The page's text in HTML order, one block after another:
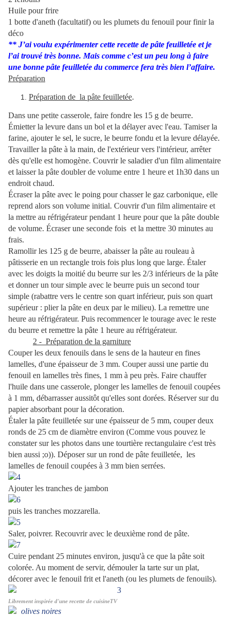
Huile pour frire
1 botte d'aneth (facultatif) ou les plumets du fenouil pour finir la
déco
** J’ai voulu expérimenter cette recette de pâte feuilletée et je
l’ai trouvé très bonne. Mais comme c’est un peu long à faire
une bonne pâte feuilletée du commerce fera très bien l’affaire.
Préparation
Préparation de la pâte feuilletée.
Dans une petite casserole, faire fondre les 15 g de beurre.
Émietter la levure dans un bol et la délayer avec l'eau. Tamiser la
farine, ajouter le sel, le sucre, le beurre fondu et la levure délayée.
Travailler la pâte à la main, de l'extérieur vers l'intérieur, arrêter
dès qu'elle est homogène. Couvrir le saladier d'un film alimentaire
et laisser la pâte doubler de volume entre 1 heure et 1h30 dans un
endroit chaud.
Écraser la pâte avec le poing pour chasser le gaz carbonique, elle
reprend alors son volume initial. Couvrir d'un film alimentaire et
la mettre au réfrigérateur pendant 1 heure pour que la pâte double
de volume. Écraser une seconde fois et la mettre 30 minutes au
frais.
Ramollir les 125 g de beurre, abaisser la pâte au rouleau à
pâtisserie en un rectangle trois fois plus long que large. Étaler
avec les doigts la moitié du beurre sur les 2/3 inférieurs de la pâte
et donner un tour simple avec le beurre puis un second tour
simple (rabattre vers le centre son quart inférieur, puis son quart
supérieur : plier la pâte en deux par le milieu). La remettre une
heure au réfrigérateur. Puis recommencer le tourage avec le reste
du beurre et remettre la pâte 1 heure au réfrigérateur.
2 - Préparation de la garniture
Couper les deux fenouils dans le sens de la hauteur en fines
lamelles, d'une épaisseur de 3 mm. Couper aussi une partie du
fenouil en lamelles très fines, 1 mm à peu près. Faire chauffer
l'huile dans une casserole, plonger les lamelles de fenouil coupées
à 1 mm, débarrasser aussitôt qu'elles sont dorées. Réserver sur du
papier absorbant pour la décoration.
Étaler la pâte feuilletée sur une épaisseur de 5 mm, couper deux
ronds de 25 cm de diamètre environ (Comme vous pouvez le
constater sur les photos dans une tourtière rectangulaire c'est très
bien aussi ;o)). Déposer sur un rond de pâte feuilletée, les
lamelles de fenouil coupées à 3 mm bien serrées.
Ajouter les tranches de jambon
puis les tranches mozzarella.
Saler, poivrer. Recouvrir avec le deuxième rond de pâte.
Cuire pendant 25 minutes environ, jusqu'à ce que la pâte soit
colorée. Au moment de servir, démouler la tarte sur un plat,
décorer avec le fenouil frit et l'aneth (ou les plumets de fenouils).
Librement inspirée d'une recette de cuisineTV